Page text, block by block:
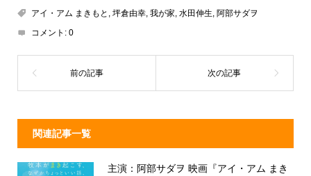
a
d
s
n
e
o
アイ・アム まきもと 坪倉由幸, 我が家 水田伸生 阿部サダヲ
コメント: 0
関連記事一覧
主演：阿部サダヲ 映画『アイ・アム まき